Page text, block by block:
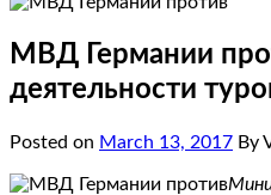
МВД Германии
деятельности
Posted on March 13, 2017 By